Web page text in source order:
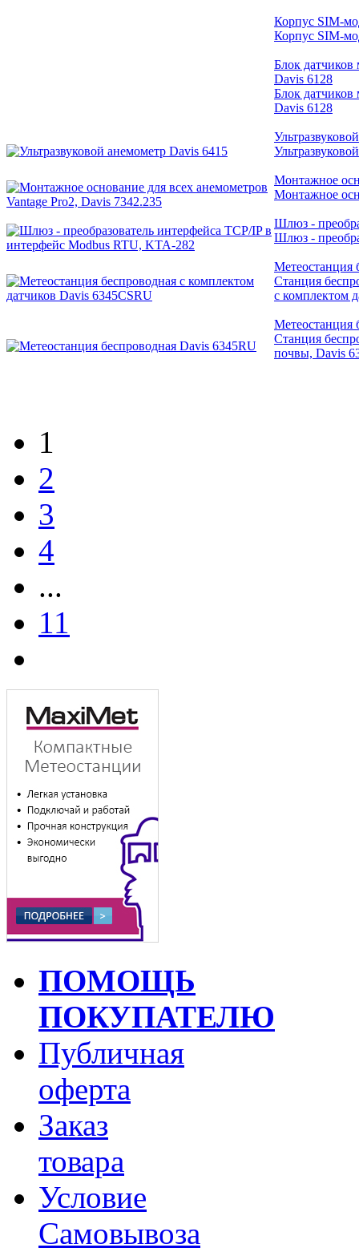
Корпус SIM-
Корпус SIM-
Блок датчиков
Davis 6128
Блок датчиков
Davis 6128
Монтажное
Монтажное
Шлюз -
Шлюз -
Метеостанция
Станция
с комплектом
Метеостанция
Станция
почвы, Davis
1
2
3
4
...
11
ПОМОЩЬ
ПОКУПАТЕЛЮ
Публичная
оферта
Заказ
товара
Условие
Самовывоза